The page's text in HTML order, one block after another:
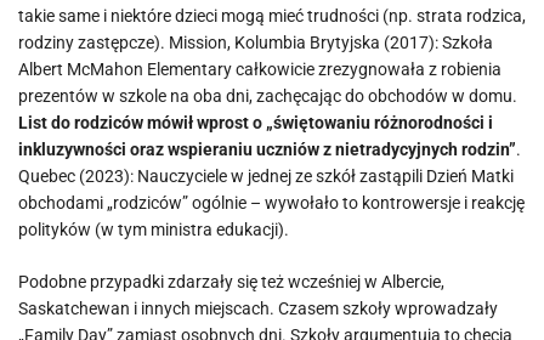
takie same i niektóre dzieci mogą mieć trudności (np. strata rodzica,
rodziny zastępcze). Mission, Kolumbia Brytyjska (2017): Szkoła
Albert McMahon Elementary całkowicie zrezygnowała z robienia
prezentów w szkole na oba dni, zachęcając do obchodów w domu.
List do rodziców mówił wprost o „świętowaniu różnorodności i
inkluzywności oraz wspieraniu uczniów z nietradycyjnych rodzin”.
Quebec (2023): Nauczyciele w jednej ze szkół zastąpili Dzień Matki
obchodami „rodziców” ogólnie – wywołało to kontrowersje i reakcję
polityków (w tym ministra edukacji).
Podobne przypadki zdarzały się też wcześniej w Albercie,
Saskatchewan i innych miejscach. Czasem szkoły wprowadzały
„Family Day” zamiast osobnych dni. Szkoły argumentują to chęcią